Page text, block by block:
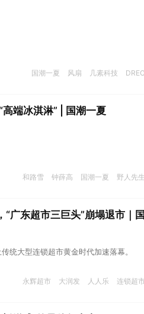
国潮一夏 风扇 几素科技
端冰淇淋” | 国潮一夏
和路雪 钟薛高 国潮一夏 野人先生
广东超市三巨头”崩塌退市｜
统大型连锁超市黄金时代加速落幕。
永辉超市 大润发 人人乐 连锁超